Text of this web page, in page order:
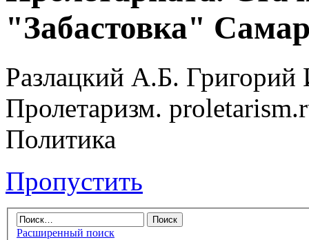
"Забастовка"
Разлацкий А.Б. Григорий
Пролетаризм.
Политика
Пропустить
Расширенный поиск